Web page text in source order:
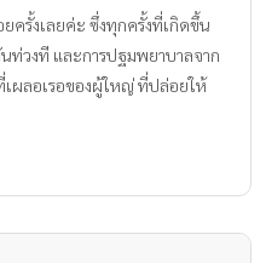
ครั้งเลยค่ะ ซึ่งทุกครั้งที่เกิดขึ้น
ท่วงที และการปฐมพยาบาลจาก
เผลอเรอของผู้ใหญ่ ที่ปล่อยให้